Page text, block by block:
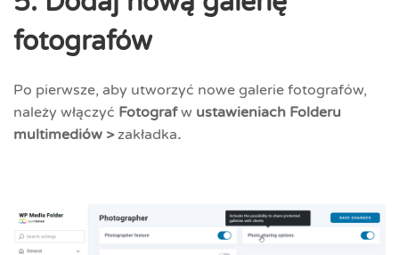
fotografów
Po pierwsze, aby utworzyć nowe galerie fotografów,
należy włączyć Fotografw ustawieniach Folderu
multimediów >zakładka.